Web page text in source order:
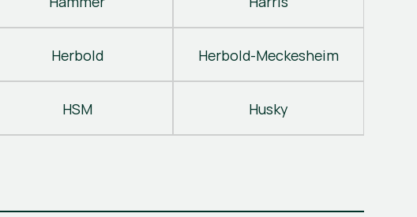
Herbold Herbold-Meckesheim
HSM Husky